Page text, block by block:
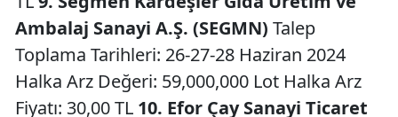
Ambalaj Sanayi A.Ş. (SEGMN) Talep
Toplama Tarihleri: 26-27-28 Haziran 2024
Halka Arz Değeri: 59,000,000 Lot Halka Arz
Fiyatı: 30,00 TL 10. Efor Çay Sanayi Ticaret